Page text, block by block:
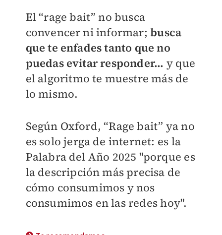
El “rage bait” no busca
convencer ni informar;busca
que te enfades tanto que no
puedas evitar responder... y que
el algoritmo te muestre más de
lo mismo.
Según Oxford, “Rage bait” ya no
es solo jerga de internet: es la
Palabra del Año 2025 "porque es
la descripción más precisa de
cómo consumimos y nos
consumimos en las redes hoy".